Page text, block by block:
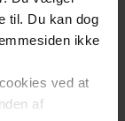
til. Du kan dog
ikke
ved at
af
de enkelte
af
hvor du
for